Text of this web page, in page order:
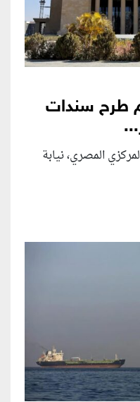
طرح سندات
المصري، نيابة